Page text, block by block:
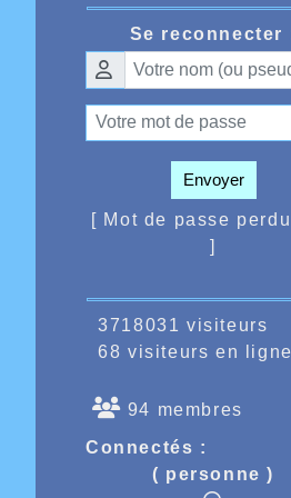
Se reconnecter
Envoyer
[ Mot de passe
]
3718031 visiteurs
68 visiteurs en ligne
94 membres
Connectés :
( personne )